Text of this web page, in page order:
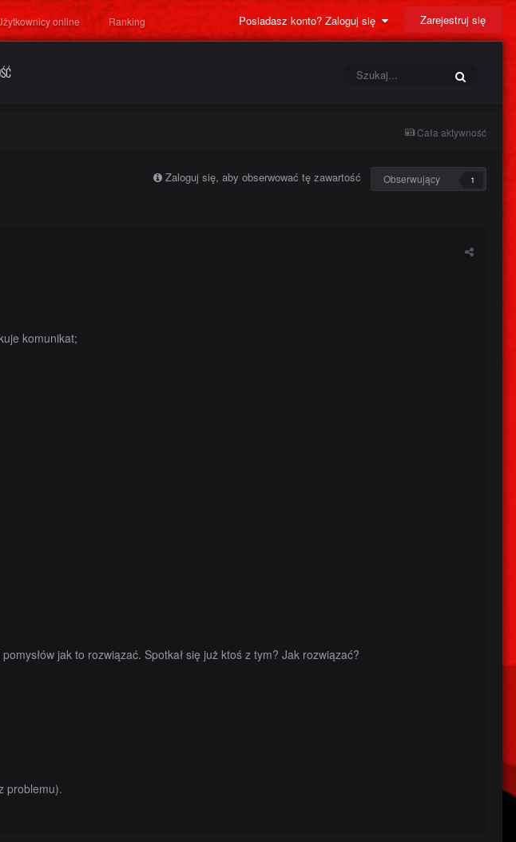
online Ranking Posiadasz konto? Zaloguj się Zarejestruj się
Cała aktywność
Zaloguj się, aby obserwować tę zawartość Obserwujący 1
komunikat;
jak to rozwiązać. Spotkał się już ktoś z tym? Jak rozwiązać?
problemu).